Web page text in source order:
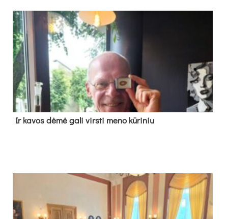
Ir ka­vos dė­mė ga­li virs­ti me­no kū­ri­niu